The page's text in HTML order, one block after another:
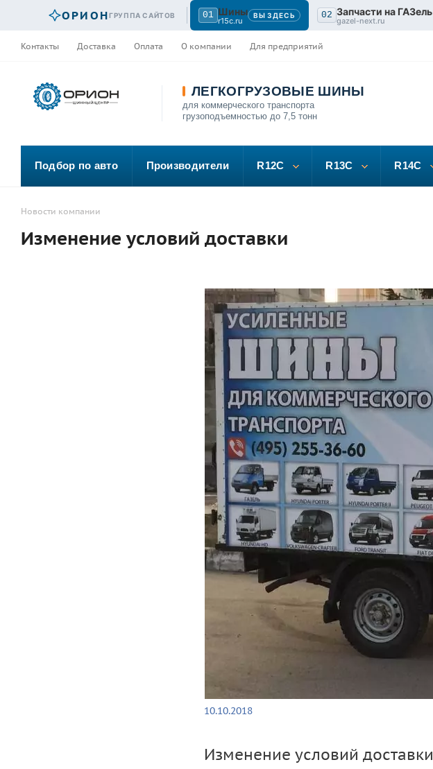
ОРИОНГРУППА САЙТОВ 01 Шины
r15c.ru
ВЫ ЗДЕСЬ 02 Запчасти на ГАЗель
gazel-next.ru
Контакты Доставка Оплата О компании Для предприятий
ЛЕГКОГРУЗОВЫЕ ШИНЫ
для коммерческого транспорта
грузоподъемностью до 7,5 тонн
Подбор по авто Производители R12C R13C R14C
Новости компании
Изменение условий доставки
10.10.2018
Изменение условий доставки